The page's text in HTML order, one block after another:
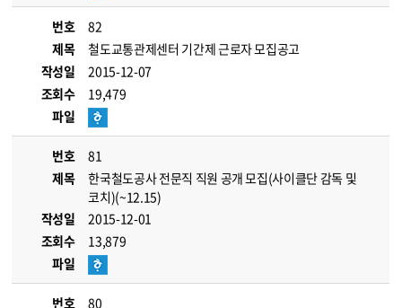
번호
82
제목
철도교통관제센터 기간제 근로자 모집공고
작성일
2015-12-07
조회수
19,479
파일
번호
81
제목
한국철도공사 전문직 직원 공개 모집(사이클단 감독 및
코치)(~12.15)
작성일
2015-12-01
조회수
13,879
파일
번호
80